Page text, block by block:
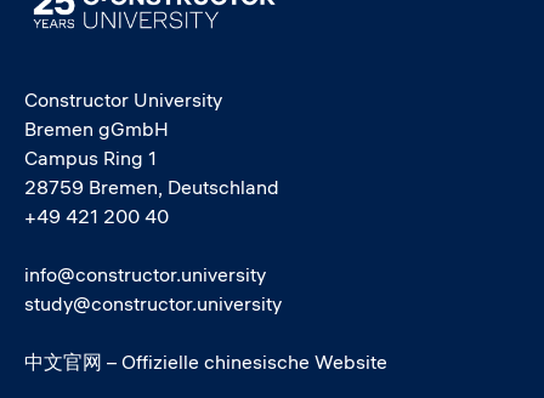
Constructor University
Bremen gGmbH
Campus Ring 1
28759 Bremen, Deutschland
+49 421 200 40
info@constructor.university
study@constructor.university
中文官网 – Offizielle chinesische Website